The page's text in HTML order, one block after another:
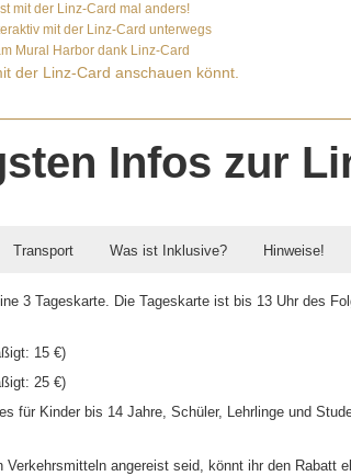
mit der Linz-Card mal anders!
mit der Linz-Card unterwegs
Mural Harbor dank Linz-Card
der Linz-Card anschauen könnt.
Infos zur
Transport Was ist Inklusive? Hinweise!
3 Tageskarte. Die Tageskarte ist bis 13 Uhr des
15 €)
25 €)
für Kinder bis 14 Jahre, Schüler, Lehrlinge und
angereist seid, könnt ihr den Rabatt